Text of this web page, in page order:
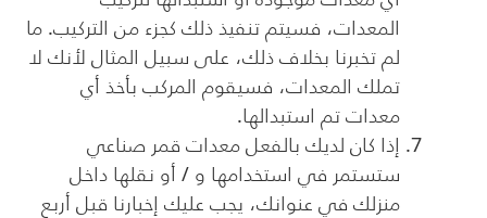
المعدات، فسيتم تنفيذ ذلك كجزء من التركيب. ما
لم تخبرنا بخلاف ذلك، على سبيل المثال لأنك لا
تملك المعدات، فسيقوم المركب بأخذ أي
معدات تم استبدالها.
إذا كان لديك بالفعل معدات قمر صناعي
ستستمر في استخدامها و / أو نقلها داخل
منزلك في عنوانك، يجب عليك إخبارنا قبل أربع